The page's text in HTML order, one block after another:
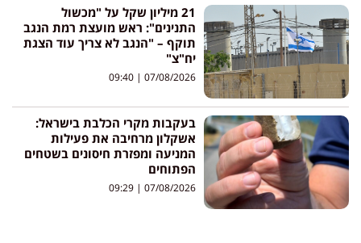
21 מיליון שקל על "מכשול
התנינים": ראש מועצת רמת הנגב
תוקף – "הנגב לא צריך עוד הצגת
יח"צ"
07/08/2026
בעקבות מקרי הכלבת בישראל:
אשקלון מרחיבה את פעילות
המניעה ומפזרת חיסונים בשטחים
הפתוחים
07/08/2026